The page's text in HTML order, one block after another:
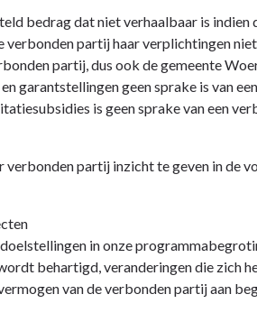
bedrag dat niet verhaalbaar is
partij haar verplichtingen
partij, dus ook de gemeente
garantstellingen geen sprake is van
is geen sprake van een
partij inzicht te geven in de
in onze
behartigd, veranderingen die zich
van de verbonden partij aan